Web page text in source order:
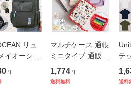
リュ
イオーシャ
通販 リュ
ック バック
円
マルチケース 通帳
ミニタイプ 通販 母
子手帳ケース お薬
手帳 ポーチ 通帳ケ
1,774円
送料無料
テ
シ
半
送料